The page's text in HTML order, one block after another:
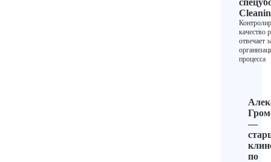
качество
отвечает
процесса
—
по